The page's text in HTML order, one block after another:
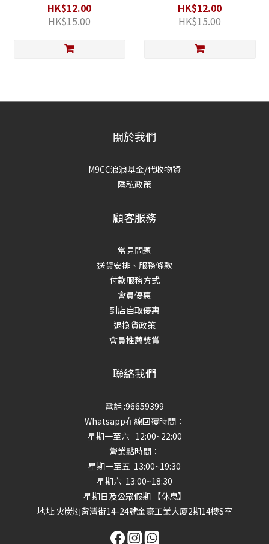
HK$12.00
HK$15.00
HK$12.00
HK$15.00
關於我們
M9CC浪浪基金/代收物資
隱私政策
顧客服務
常見問題
送貨安排、服務條款
付款服務方式
會員優惠
到店自取優惠
退換貨政策
會員推薦獎賞
聯絡我們
電話 :96659399
Whatsapp在線回覆時間：
星期一至六 12:00~22:00
營業點時間：
星期一至五 13:00~19:30
星期六 13:00~18:30
星期日及公眾假期 【休息】
地址:火炭㘭背灣街14-24號金豪工業大厦2期14樓S室